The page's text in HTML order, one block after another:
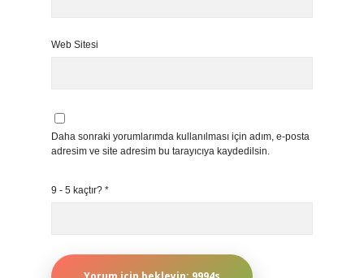
Web Sitesi
Daha sonraki yorumlarımda kullanılması için adım, e-posta
adresim ve site adresim bu tarayıcıya kaydedilsin.
9 - 5 kaçtır? *